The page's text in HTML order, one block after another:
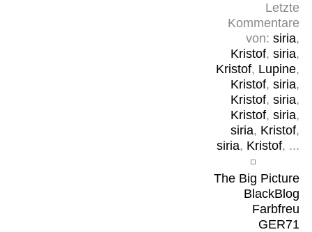
Letzte
Kommentare
von: siria,
Kristof, siria,
Kristof, Lupine,
Kristof, siria,
Kristof, siria,
Kristof, siria,
siria, Kristof,
siria, Kristof, ...
The Big Picture
BlackBlog
Farbfreu
GER71